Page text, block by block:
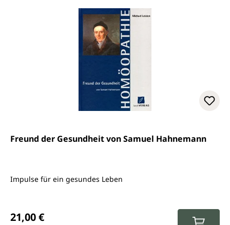
Freund der Gesundheit von Samuel Hahnemann
Impulse für ein gesundes Leben
21,00 €